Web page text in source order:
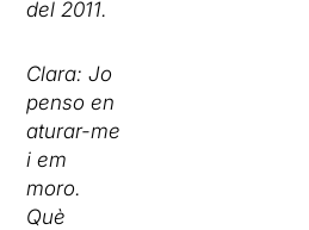
del 2011.
Clara: Jo
penso en
aturar-me
i em
moro.
Què